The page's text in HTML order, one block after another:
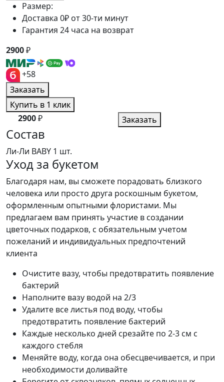
Размер:
Доставка 0₽ от 30-ти минут
Гарантия 24 часа на возврат
2900₽
+58
Заказать
Купить в 1 клик
2900₽ Заказать
Состав
Ли-Ли BABY 1 шт.
Уход за букетом
Благодаря нам, вы сможете порадовать близкого
человека или просто друга роскошным букетом,
оформленным опытными флористами. Мы
предлагаем вам принять участие в создании
цветочных подарков, с обязательным учетом
пожеланий и индивидуальных предпочтений
клиента
Очистите вазу, чтобы предотвратить появление
бактерий
Наполните вазу водой на 2/3
Удалите все листья под воду, чтобы
предотвратить появление бактерий
Каждые несколько дней срезайте по 2-3 см с
каждого стебля
Меняйте воду, когда она обесцвечивается, и при
необходимости доливайте